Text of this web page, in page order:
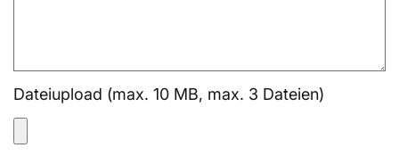
Dateiupload (max. 10 MB, max. 3 Dateien)